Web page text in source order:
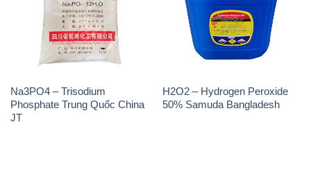
Na3PO4 – Trisodium
Phosphate Trung Quốc China
JT
H2O2 – Hydrogen Peroxide
50% Samuda Bangladesh